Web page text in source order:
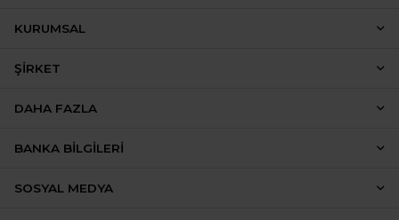
KURUMSAL
ŞIRKET
DAHA FAZLA
BANKA BILGILERI
SOSYAL MEDYA